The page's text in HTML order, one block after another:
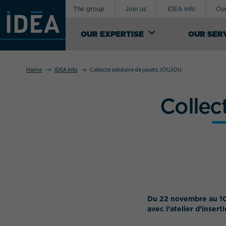
The group Join us IDEA Info
OUR EXPERTISE
An industrial logistics service provider,
IDEA Groupe manages the design of
supply-chains for exceptional, special and
OUR
Your requirement concerns
Home IDEA Info Collecte solidaire de jouets JOUJOU
Du 22 novembre au
avec l’atelier